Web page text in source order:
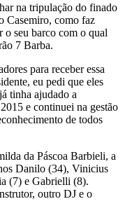
na tripulação do finado
Casemiro, como faz
o seu barco com o qual
7 Barba.
para receber essa
eu pedi que eles
tinha ajudado a
e continuei na gestão
de todos
da Páscoa Barbieli, a
Danilo (34), Vinicius
(7) e Gabrielli (8).
outro DJ e o